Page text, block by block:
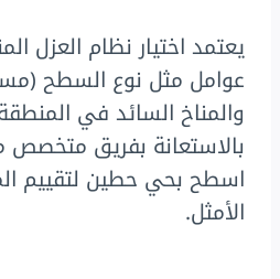
يعتمد اختيار نظام العزل
عوامل مثل نوع السطح
والمناخ السائد في
بالاستعانة بفريق
اسطح بحي حطين لتقييم
الأمثل.